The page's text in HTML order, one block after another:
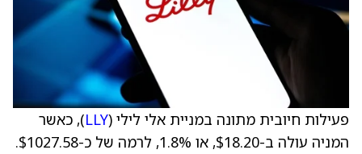
פעילות חיובית מתונה במניית אלי לילי (LLY), כאשר
המניה עולה ב-$18.20, או 1.8%, לרמה של כ-$1027.58.